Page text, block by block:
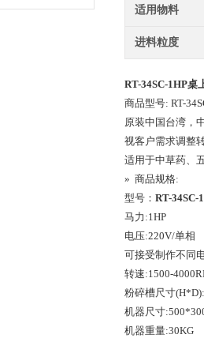
适用物料
进料粒度
RT-34SC-1HP桌
商品型号: RT-
原装中国台湾，
视客户需求调整转
适用于中草药、
» 商品规格:
型号： RT-34SC-
马力:1HP
电压:220V/单相
可接受制作不同
转速:1500-
粉碎槽尺寸
机器尺寸
机器重量:30KG